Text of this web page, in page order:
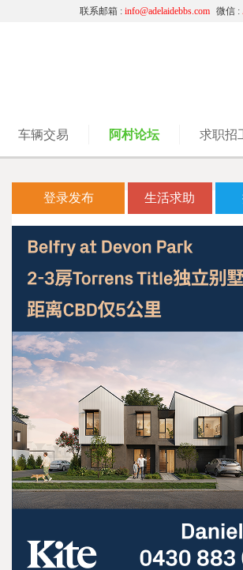
微信 :
联系邮箱 : info@adelaidebbs.com
车辆交易 阿村论坛 求职招
登录发布 生活求助